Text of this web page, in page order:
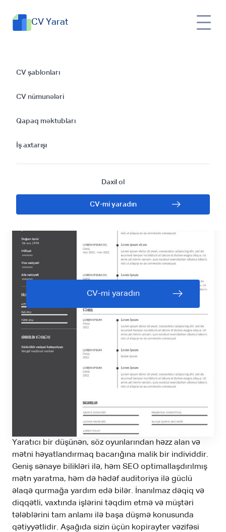
CV Yarat
CV şablonları
CV nümunələri
Qapaq məktubları
İş axtarışı
Daxil ol
CV-mi yaradın
Kopirayter CV'si:
Uğurlu Bir
Karyeranın Açarı
CV-mi yaradın
Yaratıcı bir düşünən, söz oyunlarından həzz alan və
mətni həyatlandırmaq bacarığına malik bir individdir.
Geniş sənaye bilikləri ilə, həm SEO optimallaşdırılmış
mətn yaratma, həm də hədəf auditoriya ilə güclü
əlaqə qurmağa yardım edə bilər. İnanılmaz dəqiq və
diqqətli, vaxtında işlərini təqdim etmə və müştəri
tələblərini tam anlamı ilə başa düşmə konusunda
qətiyyətlidir. Aşağıda sizin üçün kopirayter vəzifəsi